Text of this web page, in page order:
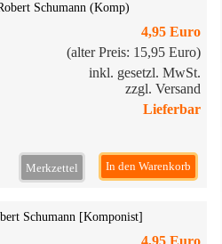
Schumann (Komp)
4,95 Euro
(alter Preis: 15,95 Euro)
inkl. gesetzl. MwSt.
zzgl. Versand
Lieferbar
In den Warenkorb
Merkzettel
Schumann [Komponist]
4,95 Euro